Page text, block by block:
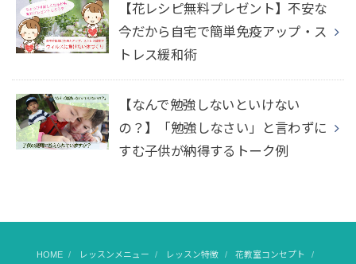
【花レシピ無料プレゼント】不安な
今だから自宅で簡単免疫アップ・ス
トレス緩和術
【なんで勉強しないといけない
の？】「勉強しなさい」と言わずに
すむ子供が納得するトーク例
HOME レッスンメニュー レッスン特徴 花教室コンセプト